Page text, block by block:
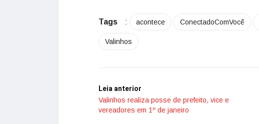
Tags : acontece ConectadoComVocê
Valinhos
Leia anterior
Valinhos realiza posse de prefeito, vice e
vereadores em 1º de janeiro